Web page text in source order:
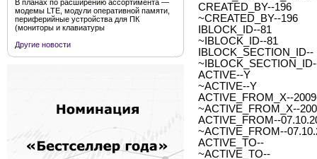
В планах по расширению ассортимента —
модемы LTE, модули оперативной памяти,
периферийные устройства для ПК
(мониторы и клавиатуры
Другие новости
CREATED_BY--196
~CREATED_BY--196
IBLOCK_ID--81
~IBLOCK_ID--81
IBLOCK_SECTION_ID--
ACTIVE--Y
~ACTIVE--Y
ACTIVE_FROM_X--
~ACTIVE_FROM_X--
ACTIVE_FROM--
~ACTIVE_FROM--
ACTIVE_TO--
~ACTIVE_TO--